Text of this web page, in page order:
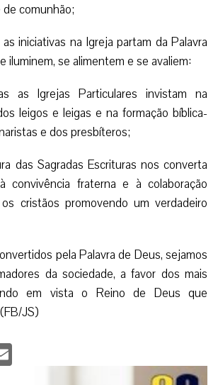
comunhão;
iniciativas na Igreja partam da Palavra
iluminem, se alimentem e se avaliem:
as Igrejas Particulares invistam na
leigos e leigas e na formação bíblica-
e dos presbíteros;
das Sagradas Escrituras nos converta
convivência fraterna e à colaboração
cristãos promovendo um verdadeiro
pela Palavra de Deus, sejamos
da sociedade, a favor dos mais
em vista o Reino de Deus que
JS)